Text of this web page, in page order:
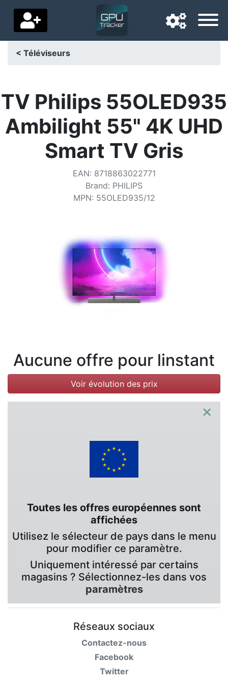
Pays de livraison
Accueil
Baisses de prix
Paramètres
< Téléviseurs
TV Philips 55OLED935
Ambilight 55" 4K UHD
Smart TV Gris
EAN: 8718863022771
Brand: PHILIPS
MPN: 55OLED935/12
Aucune offre pour linstant
Voir évolution des prix
×
Toutes les offres européennes sont
affichées
Utilisez le sélecteur de pays dans le menu
pour modifier ce paramètre.
Uniquement intéressé par certains
magasins ? Sélectionnez-les dans vos
paramètres
Réseaux sociaux
Contactez-nous
Facebook
Twitter